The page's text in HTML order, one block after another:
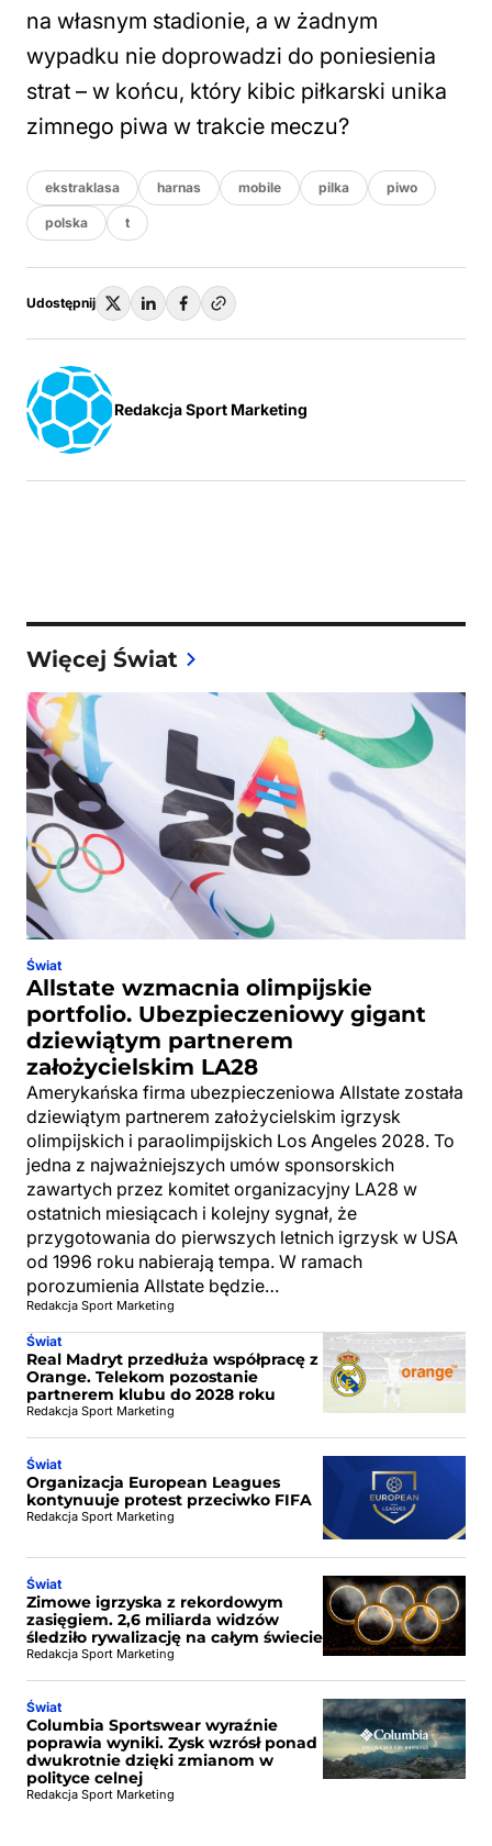
na własnym stadionie, a w żadnym
wypadku nie doprowadzi do poniesienia
strat – w końcu, który kibic piłkarski unika
zimnego piwa w trakcie meczu?
ekstraklasa harnas mobile pilka piwo
polska t
Udostępnij
Redakcja Sport Marketing
Więcej Świat
Świat
Allstate wzmacnia olimpijskie
portfolio. Ubezpieczeniowy gigant
dziewiątym partnerem
założycielskim LA28
Amerykańska firma ubezpieczeniowa Allstate została
dziewiątym partnerem założycielskim igrzysk
olimpijskich i paraolimpijskich Los Angeles 2028. To
jedna z najważniejszych umów sponsorskich
zawartych przez komitet organizacyjny LA28 w
ostatnich miesiącach i kolejny sygnał, że
przygotowania do pierwszych letnich igrzysk w USA
od 1996 roku nabierają tempa. W ramach
porozumienia Allstate będzie…
Redakcja Sport Marketing
Świat
Real Madryt przedłuża współpracę z
Orange. Telekom pozostanie
partnerem klubu do 2028 roku
Redakcja Sport Marketing
Świat
Organizacja European Leagues
kontynuuje protest przeciwko FIFA
Redakcja Sport Marketing
Świat
Zimowe igrzyska z rekordowym
zasięgiem. 2,6 miliarda widzów
śledziło rywalizację na całym świecie
Redakcja Sport Marketing
Świat
Columbia Sportswear wyraźnie
poprawia wyniki. Zysk wzrósł ponad
dwukrotnie dzięki zmianom w
polityce celnej
Redakcja Sport Marketing